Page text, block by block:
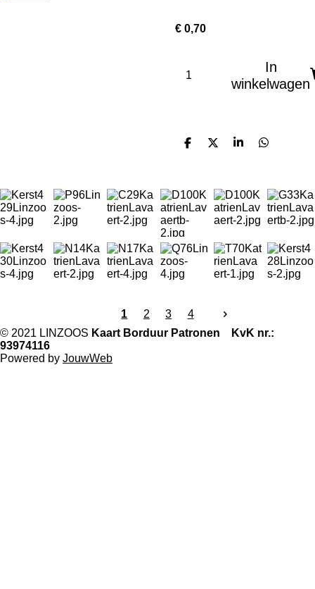
€ 0,70
In
winkelwagen
D
n
D
S
e
D
n
1 2 3
4
© 2021 LINZOOS Kaart Borduur Patronen KvK nr.:
93974116
Powered by JouwWeb